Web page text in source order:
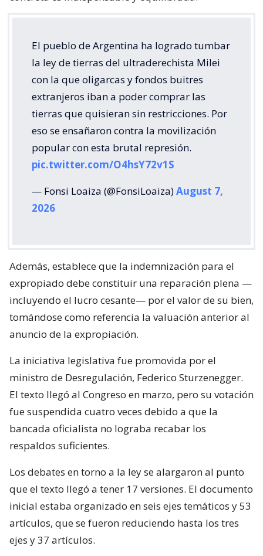
El pueblo de Argentina ha logrado tumbar
la ley de tierras del ultraderechista Milei
con la que oligarcas y fondos buitres
extranjeros iban a poder comprar las
tierras que quisieran sin restricciones. Por
eso se ensañaron contra la movilización
popular con esta brutal represión.
pic.twitter.com/O4hsY72v1S
— Fonsi Loaiza (@FonsiLoaiza)August 7,
2026
Además, establece que la indemnización para el
expropiado debe constituir una reparación plena —
incluyendo el lucro cesante— por el valor de su bien,
tomándose como referencia la valuación anterior al
anuncio de la expropiación.
La iniciativa legislativa fue promovida por el
ministro de Desregulación, Federico Sturzenegger.
El texto llegó al Congreso en marzo, pero su votación
fue suspendida cuatro veces debido a que la
bancada oficialista no lograba recabar los
respaldos suficientes.
Los debates en torno a la ley se alargaron al punto
que el texto llegó a tener 17 versiones. El documento
inicial estaba organizado en seis ejes temáticos y 53
artículos, que se fueron reduciendo hasta los tres
ejes y 37 artículos.